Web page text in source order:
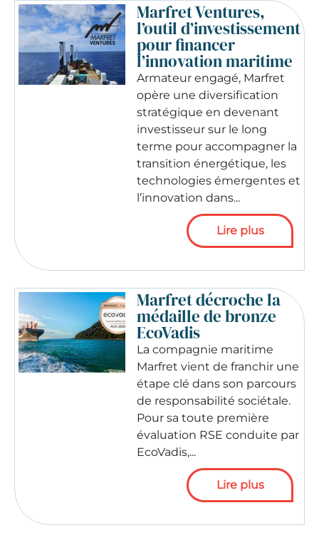
Marfret Ventures,
l’outil d’investissement
pour financer
l’innovation maritime
Armateur engagé, Marfret
opère une diversification
stratégique en devenant
investisseur sur le long
terme pour accompagner la
transition énergétique, les
technologies émergentes et
l’innovation dans...
Lire plus
Marfret décroche la
médaille de bronze
EcoVadis
La compagnie maritime
Marfret vient de franchir une
étape clé dans son parcours
de responsabilité sociétale.
Pour sa toute première
évaluation RSE conduite par
EcoVadis,...
Lire plus